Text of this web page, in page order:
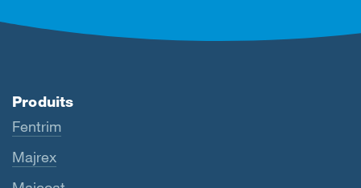
Produits
Fentrim
Majrex